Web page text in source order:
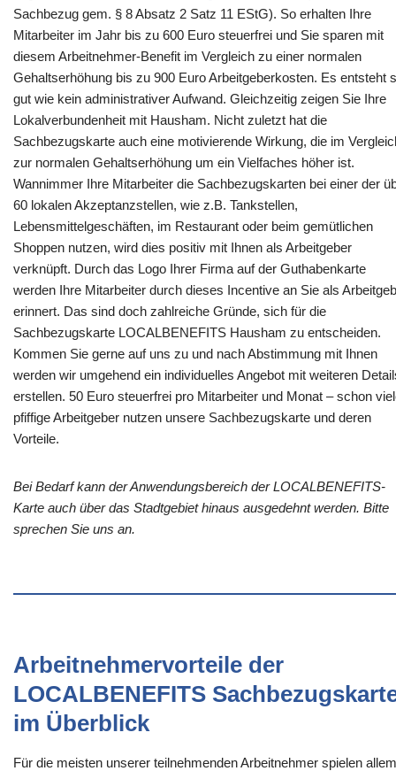
Sachbezug gem. § 8 Absatz 2 Satz 11 EStG). So erhalten Ihre
Mitarbeiter im Jahr bis zu 600 Euro steuerfrei und Sie sparen mit
diesem Arbeitnehmer-Benefit im Vergleich zu einer normalen
Gehaltserhöhung bis zu 900 Euro Arbeitgeberkosten. Es entsteht
gut wie kein administrativer Aufwand. Gleichzeitig zeigen Sie Ihre
Lokalverbundenheit mit Hausham. Nicht zuletzt hat die
Sachbezugskarte auch eine motivierende Wirkung, die im
zur normalen Gehaltserhöhung um ein Vielfaches höher ist.
Wannimmer Ihre Mitarbeiter die Sachbezugskarten bei einer der
60 lokalen Akzeptanzstellen, wie z.B. Tankstellen,
Lebensmittelgeschäften, im Restaurant oder beim gemütlichen
Shoppen nutzen, wird dies positiv mit Ihnen als Arbeitgeber
verknüpft. Durch das Logo Ihrer Firma auf der Guthabenkarte
werden Ihre Mitarbeiter durch dieses Incentive an Sie als
erinnert. Das sind doch zahlreiche Gründe, sich für die
Sachbezugskarte LOCALBENEFITS Hausham zu entscheiden.
Kommen Sie gerne auf uns zu und nach Abstimmung mit Ihnen
werden wir umgehend ein individuelles Angebot mit weiteren
erstellen. 50 Euro steuerfrei pro Mitarbeiter und Monat – schon
pfiffige Arbeitgeber nutzen unsere Sachbezugskarte und deren
Vorteile.
Bei Bedarf kann der Anwendungsbereich der LOCALBENEFITS-
Karte auch über das Stadtgebiet hinaus ausgedehnt werden. Bitte
sprechen Sie uns an.
Arbeitnehmervorteile der
LOCALBENEFITS
im Überblick
Für die meisten unserer teilnehmenden Arbeitnehmer spielen allem